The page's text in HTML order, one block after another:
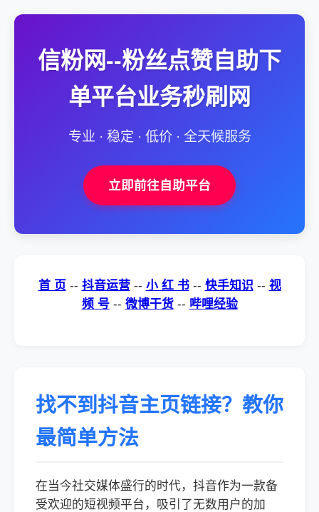
信粉网--粉丝点赞自助下
单平台业务秒刷网
专业 · 稳定 · 低价 · 全天候服务
立即前往自助平台
首 页 -- 抖音运营 -- 小 红 书 -- 快手知识 -- 视
频 号 -- 微博干货 -- 哔哩经验
找不到抖音主页链接？教你
最简单方法
在当今社交媒体盛行的时代，抖音作为一款备
受欢迎的短视频平台，吸引了无数用户的加